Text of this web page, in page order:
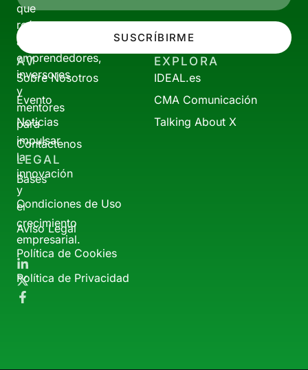
que
reúne
a
emprendedores,
inversores
y
mentores
para
impulsar
la
innovación
y
el
crecimiento
empresarial.
SUSCRÍBIRME
AV
Sobre Nosotros
Evento
Noticias
Contáctenos
EXPLORA
IDEAL.es
CMA Comunicación
Talking About X
LEGAL
Bases
Condiciones de Uso
Aviso Legal
Política de Cookies
Política de Privacidad